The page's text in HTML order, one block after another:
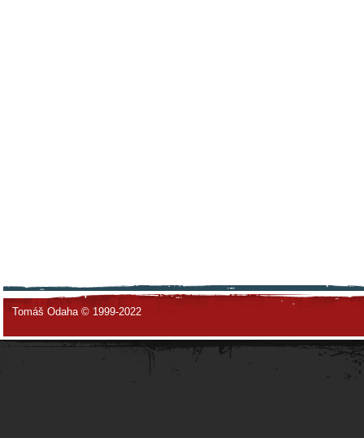
Tomáš Odaha © 1999-2022